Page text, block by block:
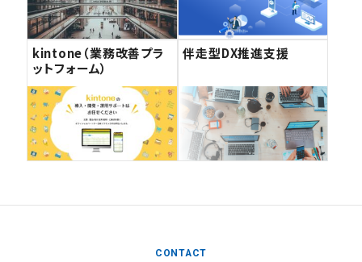
kintone（業務改善プラ
ットフォーム）
伴走型DX推進支援
CONTACT